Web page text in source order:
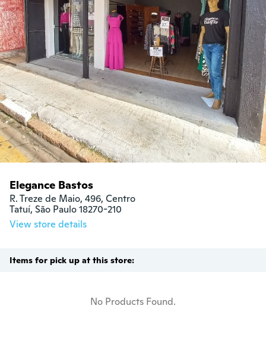
Elegance Bastos
R. Treze de Maio, 496, Centro
Tatuí, São Paulo 18270-210
View store details
Items for pick up at this store:
No Products Found.